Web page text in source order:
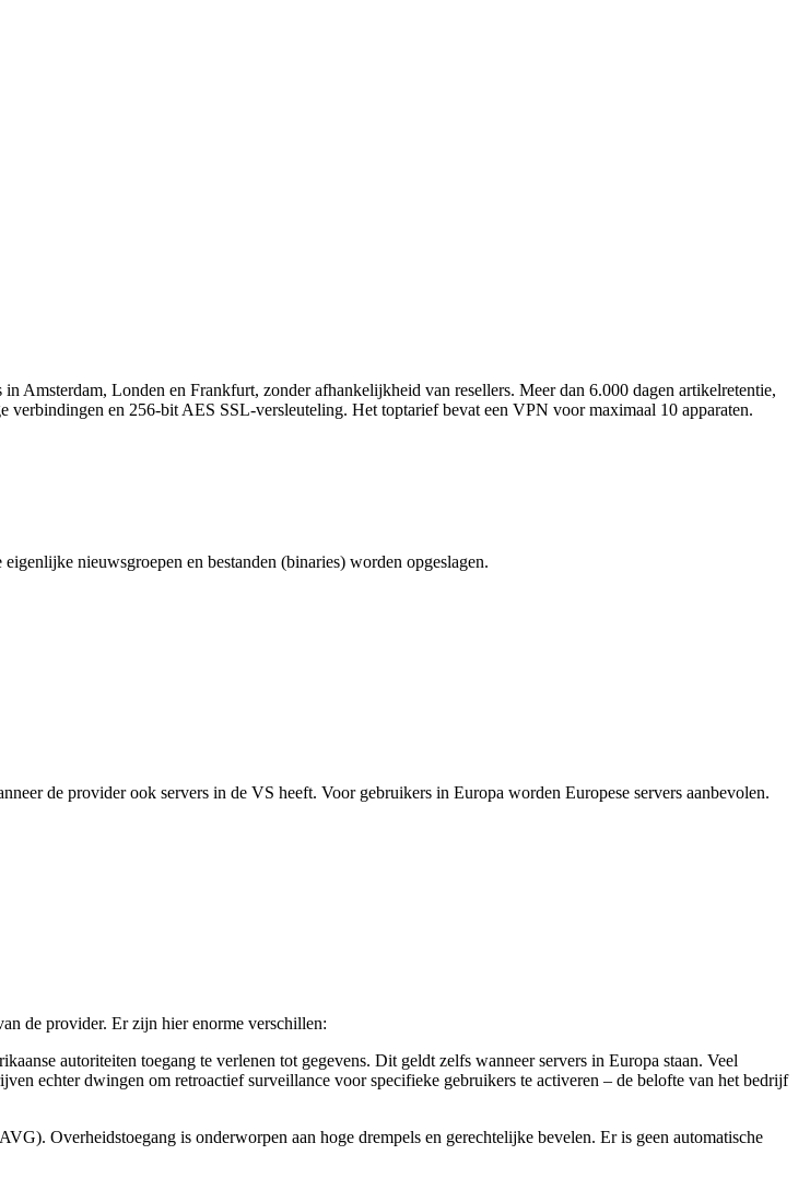
Amsterdam, Londen en Frankfurt, zonder afhankelijkheid van resellers. Meer dan 6.000 dagen artikelretentie,
en 256-bit AES SSL-versleuteling. Het toptarief bevat een VPN voor maximaal 10 apparaten.
nieuwsgroepen en bestanden (binaries) worden opgeslagen.
de provider ook servers in de VS heeft. Voor gebruikers in Europa worden Europese servers aanbevolen.
de provider. Er zijn hier enorme verschillen:
autoriteiten toegang te verlenen tot gegevens. Dit geldt zelfs wanneer servers in Europa staan. Veel
echter dwingen om retroactief surveillance voor specifieke gebruikers te activeren – de belofte van het bedrijf
Overheidstoegang is onderworpen aan hoge drempels en gerechtelijke bevelen. Er is geen automatische